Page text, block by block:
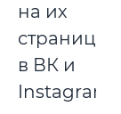
на их
странице
в ВК и
Instagram.